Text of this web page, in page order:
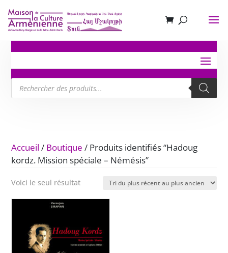
Recherche
de
produits
Accueil / Boutique / Produits identifiés “Hadoug
kordz. Mission spéciale – Némésis”
Voici le seul résultat